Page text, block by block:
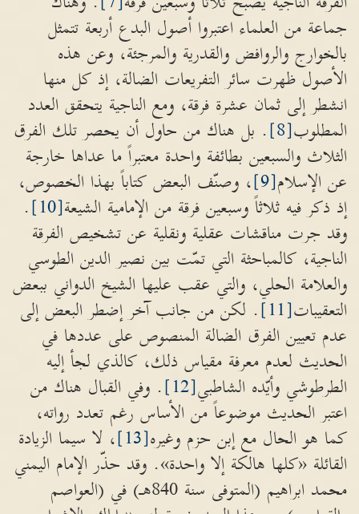
جماعة من العلماء اعتبروا أصول البدع أربعة تتمثل
بالخوارج والروافض والقدرية والمرجئة، وعن هذه
الأصول ظهرت سائر التفريعات الضالة، إذ كل منها
انشطر إلى ثمان عشرة فرقة، ومع الناجية يتحقق العدد
المطلوب[8]
. بل هناك من حاول أن يحصر تلك الفرق
الثلاث والسبعين بطائفة واحدة معتبراً ما عداها خارجة
عن الإسلام[9]
، وصنّف البعض كتاباً بهذا الخصوص،
إذ ذكر فيه ثلاثاً وسبعين فرقة من الإمامية الشيعة[10]
.
وقد جرت مناقشات عقلية ونقلية عن تشخيص الفرقة
الناجية، كالمباحثة التي تمّت بين نصير الدين الطوسي
والعلامة الحلي، والتي عقب عليها الشيخ الدواني ببعض
التعقيبات[11]
. لكن من جانب آخر إضطر البعض إلى
عدم تعيين الفرق الضالة المنصوص على عددها في
الحديث لعدم معرفة مقياس ذلك، كالذي لجأ إليه
الطرطوشي وأيّده الشاطبي[12]
. وفي القبال هناك من
اعتبر الحديث موضوعاً من الأساس رغم تعدد رواته،
كما هو الحال مع إبن حزم وغيره[13]
، لا سيما الزيادة
القائلة «كلها هالكة إلا واحدة». وقد حذّر الإمام اليمني
محمد ابراهيم (المتوفى سنة 840هـ) في (العواصم